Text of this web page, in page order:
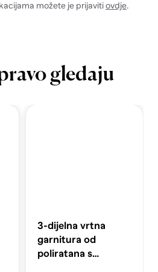
možete je prijavitiovdje.
gledaju
3-dijelna vrtna
garnitura od
poliratana s